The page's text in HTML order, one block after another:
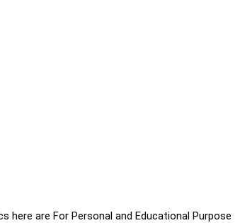
here are For Personal and Educational Purpose